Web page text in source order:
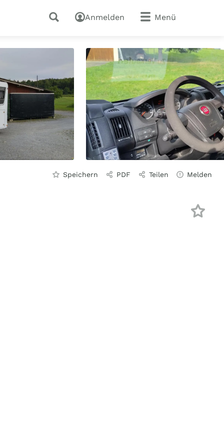
Anmelden Menü
Speichern PDF Teilen Melden